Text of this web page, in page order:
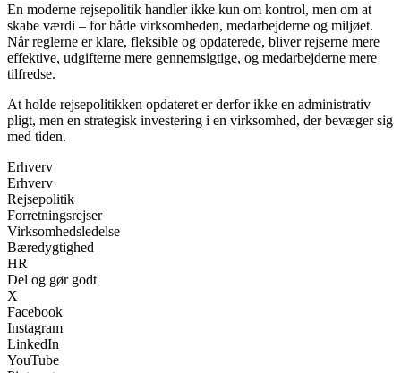
En moderne rejsepolitik handler ikke kun om kontrol, men om at
skabe værdi – for både virksomheden, medarbejderne og miljøet.
Når reglerne er klare, fleksible og opdaterede, bliver rejserne mere
effektive, udgifterne mere gennemsigtige, og medarbejderne mere
tilfredse.
At holde rejsepolitikken opdateret er derfor ikke en administrativ
pligt, men en strategisk investering i en virksomhed, der bevæger sig
med tiden.
Erhverv
Erhverv
Rejsepolitik
Forretningsrejser
Virksomhedsledelse
Bæredygtighed
HR
Del og gør godt
X
Facebook
Instagram
LinkedIn
YouTube